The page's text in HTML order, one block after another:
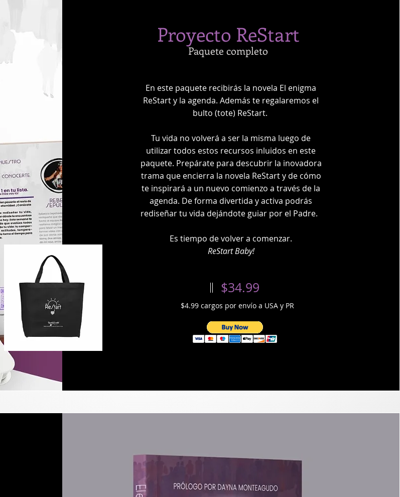
Proyecto ReStart
Paquete completo
En este paquete recibirás la novela El enigma
ReStart y la agenda. Además te regalaremos el
bulto (tote) ReStart.
Tu vida no volverá a ser la misma luego de
utilizar todos estos recursos inluidos en este
paquete. Prepárate para descubrir la inovadora
trama que encierra la novela ReStart y de cómo
te inspirará a un nuevo comienzo a través de la
agenda. De forma divertida y activa podrás
rediseñar tu vida dejándote guiar por el Padre.
Es tiempo de volver a comenzar.
ReStart Baby!
$34.99
$4.99 cargos por envío a USA y PR